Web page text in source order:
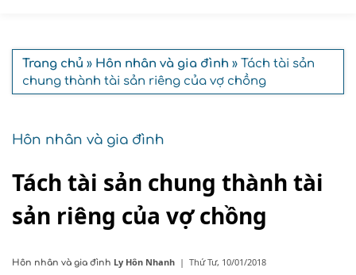
Trang chủ » Hôn nhân và gia đình » Tách tài sản
chung thành tài sản riêng của vợ chồng
Hôn nhân và gia đình
Tách tài sản chung thành tài
sản riêng của vợ chồng
Hôn nhân và gia đình Ly Hôn Nhanh | Thứ Tư, 10/01/2018